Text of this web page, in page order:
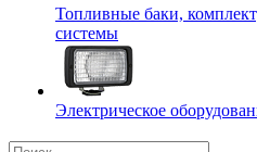
Топливные баки,
системы
Электрическое